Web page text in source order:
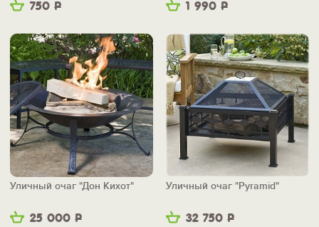
750 Р 1 990 Р
25 000 Р
Уличный очаг "Дон Кихот"
32 750 Р
Уличный очаг "Pyramid"